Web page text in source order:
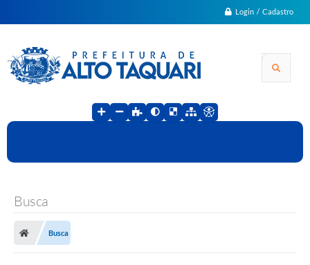
Login / Cadastro
Busca
Busca